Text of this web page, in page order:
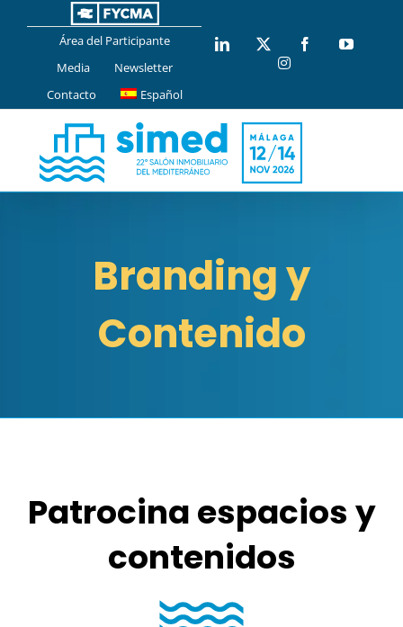
Área del Participante
Media
Newsletter
Contacto
Español
LinkedIn Facebook
Instagram
Branding y
Contenido
Patrocina espacios y
contenidos